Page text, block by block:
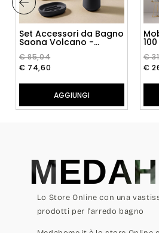
AGGIUNGI
Set Accessori da Bagno
Saona Volcano -
€ 85,04
€ 74,60
€
€
Lo Store Online con una
prodotti per l'arredo bagno